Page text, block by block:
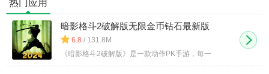
热门应用
暗影格斗2破解版无限金币钻石最新版
v2.40.5
6.8 / 131.8M
《暗影格斗2破解版》是一款动作PK手游，每一